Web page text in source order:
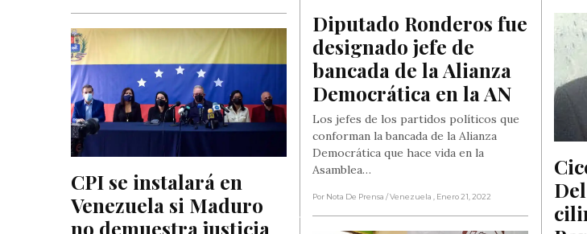
Diputado Ronderos fue
designado jefe de
bancada de la Alianza
Democrática en la AN
Los jefes de los partidos políticos que
conforman la bancada de la Alianza
Democrática que hace vida en la
Asamblea…
Por Nota De Prensa / Venezuela , Enero 21, 2022
CPI se instalará en
Venezuela si Maduro
no demuestra justicia